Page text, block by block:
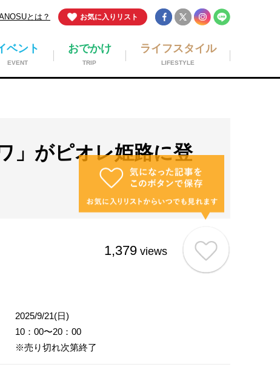
お気に入りリスト
とは？
ライフスタイル
LIFESTYLE
おでかけ
TRIP
ベント
EVENT
」がピオレ姫路に登
1,379 views
2025/9/21(日)
10：00〜20：00
※売り切れ次第終了